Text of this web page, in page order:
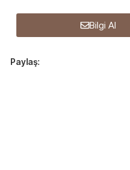
Bilgi Al
Paylaş: